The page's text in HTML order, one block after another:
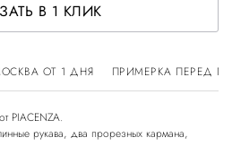
В 1 КЛИК
ОТ 1 ДНЯ ПРИМЕРКА ПЕРЕД
PIACENZA.
рукава, два прорезных кармана,